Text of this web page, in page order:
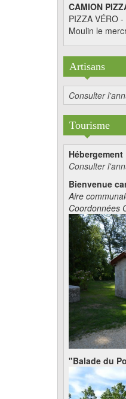
CAMION
PIZZA VÉRO
Moulin le
Artisans
Consulter
Tourisme
Hébergement
Consulter
Bienvenue
Aire
Coordonnées
"Balade du